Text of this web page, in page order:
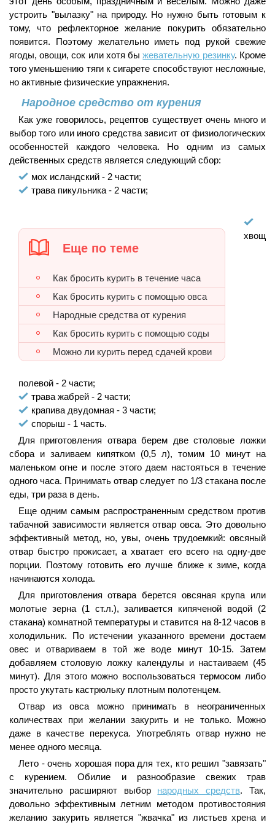
устроить "вылазку" на природу. Но нужно быть готовым к
тому, что рефлекторное желание покурить обязательно
появится. Поэтому желательно иметь под рукой свежие
ягоды, овощи, сок или хотя быжевательную резинку. Кроме
того уменьшению тяги к сигарете способствуют несложные,
но активные физические упражнения.
Народное средство от курения
Как уже говорилось, рецептов существует очень много и
выбор того или иного средства зависит от физиологических
особенностей каждого человека. Но одним из самых
действенных средств является следующий сбор:
мох исландский - 2 части;
трава пикульника - 2 части;
Еще по теме
Как бросить курить в течение часа
Как бросить курить с помощью овса
Народные средства от курения
Как бросить курить с помощью соды
Можно ли курить перед сдачей крови
хвощ
полевой - 2 части;
трава жабрей - 2 части;
крапива двудомная - 3 части;
спорыш - 1 часть.
Для приготовления отвара берем две столовые ложки
сбора и заливаем кипятком (0,5 л), томим 10 минут на
маленьком огне и после этого даем настояться в течение
одного часа. Принимать отвар следует по 1/3 стакана после
еды, три раза в день.
Еще одним самым распространенным средством против
табачной зависимости является отвар овса. Это довольно
эффективный метод, но, увы, очень трудоемкий: овсяный
отвар быстро прокисает, а хватает его всего на одну-две
порции. Поэтому готовить его лучше ближе к зиме, когда
начинаются холода.
Для приготовления отвара берется овсяная крупа или
молотые зерна (1 ст.л.), заливается кипяченой водой (2
стакана) комнатной температуры и ставится на 8-12 часов в
холодильник. По истечении указанного времени достаем
овес и отвариваем в той же воде минут 10-15. Затем
добавляем столовую ложку календулы и настаиваем (45
минут). Для этого можно воспользоваться термосом либо
просто укутать кастрюльку плотным полотенцем.
Отвар из овса можно принимать в неограниченных
количествах при желании закурить и не только. Можно
даже в качестве перекуса. Употреблять отвар нужно не
менее одного месяца.
Лето - очень хорошая пора для тех, кто решил "завязать"
с курением. Обилие и разнообразие свежих трав
значительно расширяют выбор народных средств. Так,
довольно эффективным летним методом противостояния
желанию закурить является "жвачка" из листьев хрена и